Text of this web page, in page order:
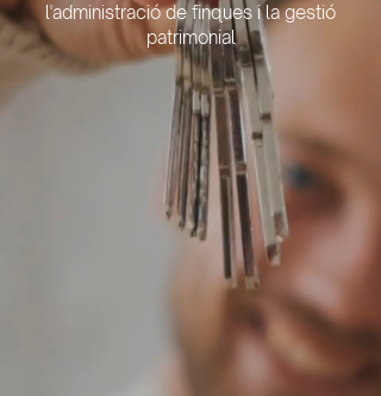
l'administració de finques i la gestió
patrimonial